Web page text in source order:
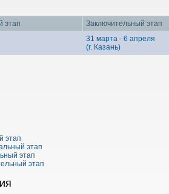
этап
Заключительный этап
31 марта - 6 апреля
(г. Казань)
этап
этап
этап
этап